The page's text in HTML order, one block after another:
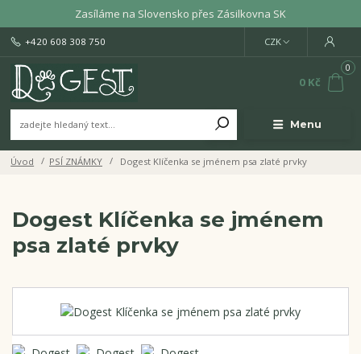
Zasíláme na Slovensko přes Zásilkovna SK
Menu
CZK
+420 608 308 750
0
0 Kč
Úvod PSÍ ZNÁMKY Dogest Klíčenka se jménem psa zlaté prvky
Dogest Klíčenka se jménem
psa zlaté prvky